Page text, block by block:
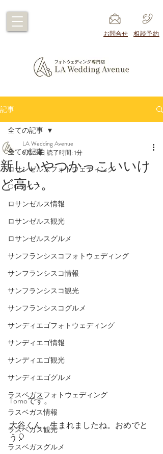
​お問合せ ​相談予約
記事
全ての記事
ロサンゼルスフォトウェディング
OCライフ
ロサンゼルス情報
ロサンゼルス観光
ロサンゼルスグルメ
サンフランシスコフォトウェディング
サンフランシスコ情報
サンフランシスコ観光
サンフランシスコグルメ
サンディエゴフォトウェディング
サンディエゴ情報
サンディエゴ観光
サンディエゴグルメ
ラスベガスフォトウェディング
ラスベガス情報
ラスベガス観光
ラスベガスグルメ
全ての記事
新しいやつかっこいいけ
ど高い。
LA Wedding Avenue
6月20日 読了時間: 1分
Tomoです。
大谷くん、生まれましたね。おめでと
う🎈